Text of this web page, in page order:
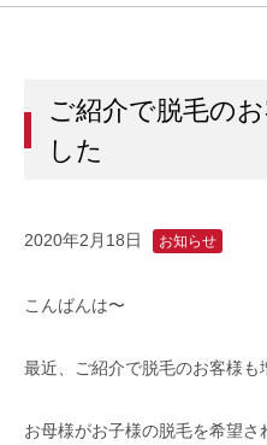
ご紹介で脱毛の
した
2020年2月18日 お知らせ
こんばんは〜
最近、ご紹介で脱毛のお客様も
お母様がお子様の脱毛を希望さ